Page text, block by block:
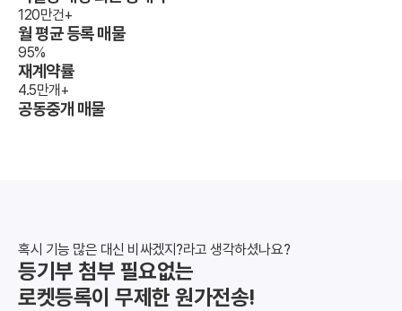
120만건+
월 평균 등록 매물
95%
재계약률
4.5만개+
공동중개 매물
혹시 기능 많은 대신 비싸겠지?라고 생각하셨나요?
등기부 첨부 필요없는
로켓등록이 무제한 원가전송!